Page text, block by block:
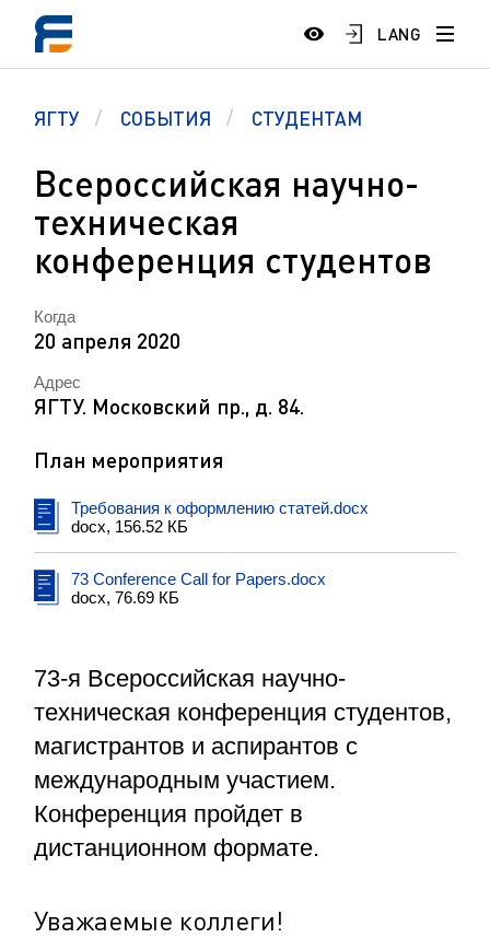
LANG
ЯГТУ СОБЫТИЯ СТУДЕНТАМ
Всероссийская научно-
техническая
конференция студентов
73-я Всероссийская научно-
техническая конференция студентов,
магистрантов и аспирантов с
международным участием.
Конференция пройдет в
дистанционном формате.
Уважаемые коллеги!
Когда
20 апреля 2020
Адрес
ЯГТУ. Московский пр., д. 84.
План мероприятия
Требования к оформлению статей.docx
docx, 156.52 КБ
73 Conference Call for Papers.docx
docx, 76.69 КБ